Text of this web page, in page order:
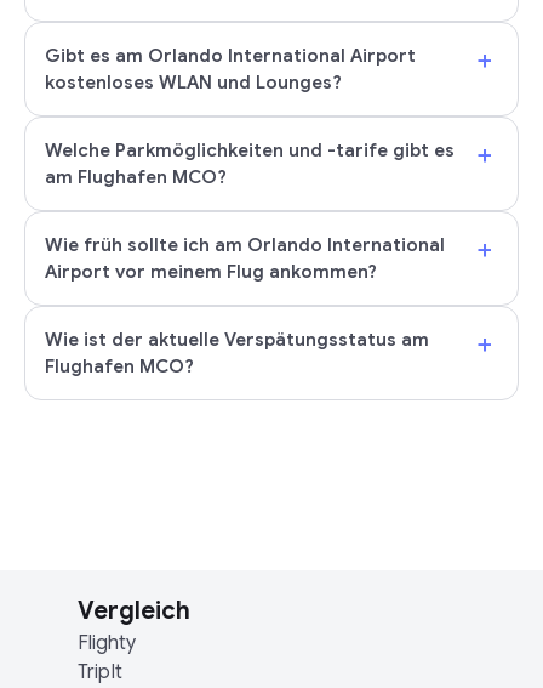
Gibt es am Orlando International Airport
kostenloses WLAN und Lounges?
+
Welche Parkmöglichkeiten und -tarife gibt es
am Flughafen MCO?
+
Wie früh sollte ich am Orlando International
Airport vor meinem Flug ankommen?
+
Wie ist der aktuelle Verspätungsstatus am
Flughafen MCO?
+
Vergleich
Flighty
TripIt